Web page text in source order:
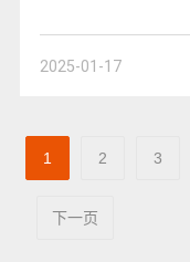
2025-01-17
1 2 3
下一页